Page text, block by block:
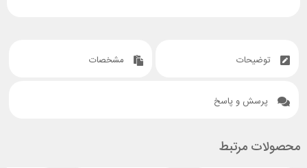
توضیحات مشخصات
پرسش و پاسخ
محصولات مرتبط